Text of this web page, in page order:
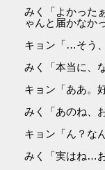
みく「よかった
ゃんと届かなか
キョン「…そう
みく「本当に、
キョン「ああ。
みく「あのね、
キョン「ん？な
みく「実はね…